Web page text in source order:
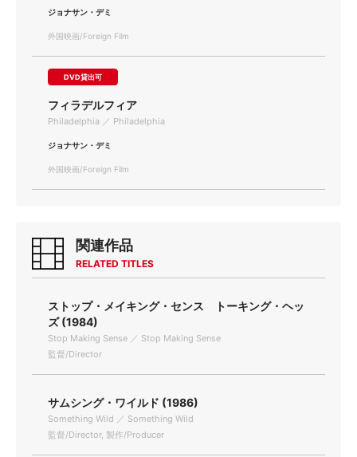
ジョナサン・デミ
外国映画/Foreign Film
DVD貸出可
フィラデルフィア
Philadelphia ／ Philadelphia
ジョナサン・デミ
外国映画/Foreign Film
関連作品
RELATED TITLES
ストップ・メイキング・センス トーキング・ヘッ
ズ (1984)
Stop Making Sense ／ Stop Making Sense
監督/Director
サムシング・ワイルド (1986)
Something Wild ／ Something Wild
監督/Director, 製作/Producer